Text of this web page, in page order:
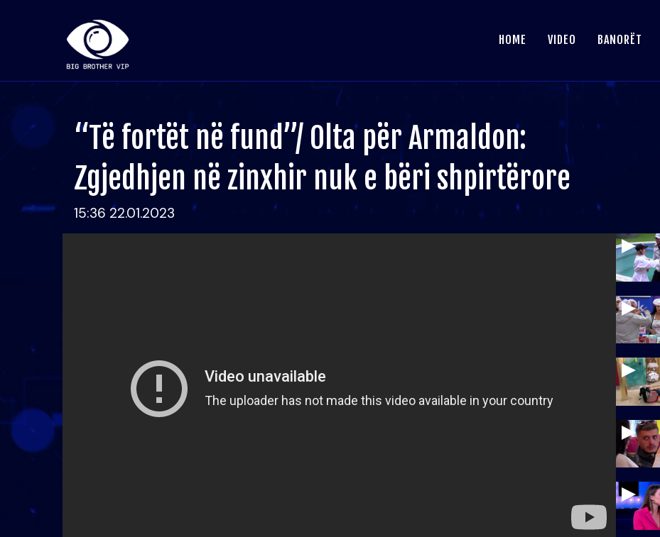
HOME VIDEO BANORËT
“Të fortët në fund”/ Olta për Armaldon:
Zgjedhjen në zinxhir nuk e bëri shpirtërore
15:36 22.01.2023